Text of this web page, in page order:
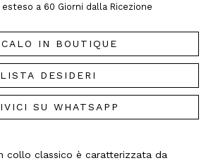
esteso a 60 Giorni dalla Ricezione
IN BOUTIQUE
LISTA DESIDERI
SU WHATSAPP
collo classico è caratterizzata da